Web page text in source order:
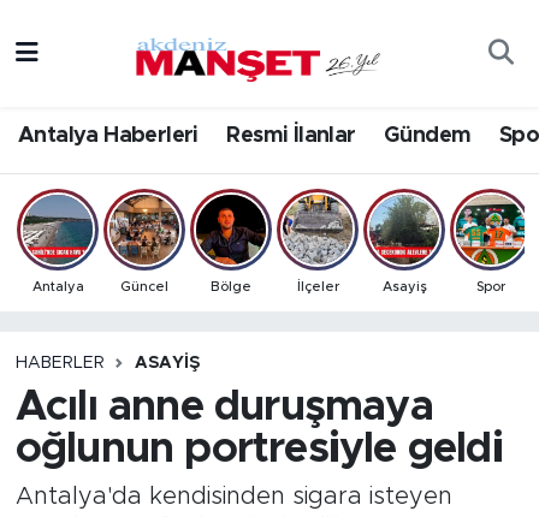
Antalya Haberleri Resmi İlanlar Gündem
Antalya Güncel Bölge İlçeler Asayiş Spor
HABERLER ASAYIŞ
Acılı anne duruşmaya
oğlunun portresiyle geldi
Antalya'da kendisinden sigara isteyen
Bilim & Teknoloji
Eğitim
Ekonomi
Gündem
İlçeler
Antalya Hava Durumu
Antalya Namaz Vakitleri
Antalya Trafik Yoğunluk Haritası
Tüm Manşetler
Son Dakika Haberleri